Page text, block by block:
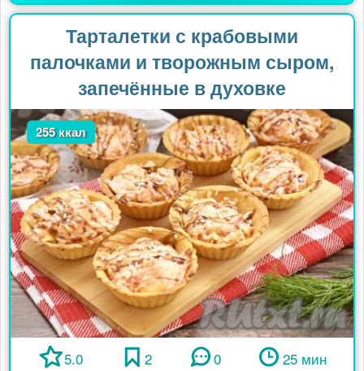
Тарталетки с крабовыми
палочками и творожным сыром,
запечённые в духовке
255 ккал
5.0 2 0 25 мин